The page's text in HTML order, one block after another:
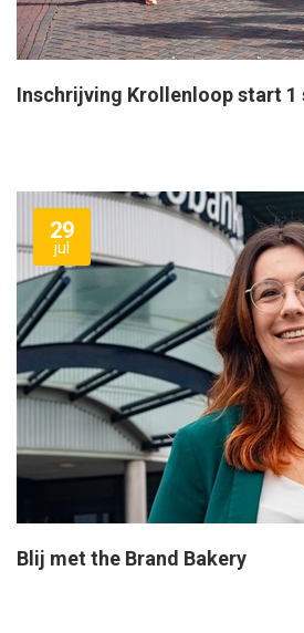
Inschrijving Krollenloop start 1
29
jul
Blij met the Brand Bakery